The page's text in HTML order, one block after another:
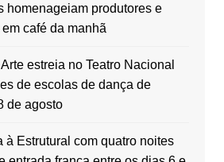
homenageiam produtores e
café da manhã
estreia no Teatro Nacional
de escolas de dança de
de agosto
à Estrutural com quatro noites